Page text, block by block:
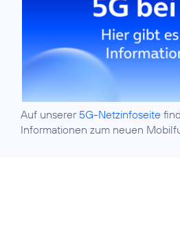
Auf unserer 5G-Netzinfoseite
Informationen zum neuen